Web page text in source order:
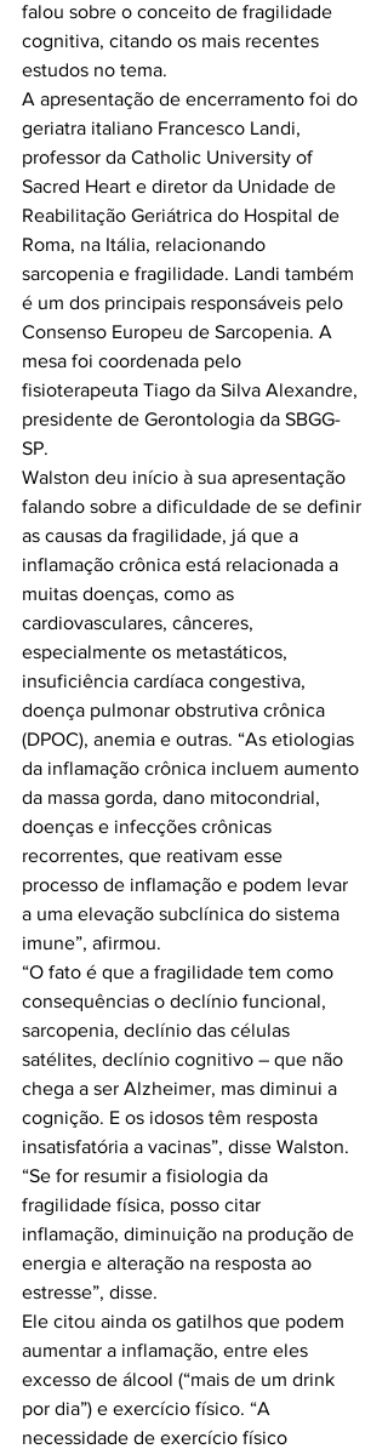
falou sobre o conceito de fragilidade
cognitiva, citando os mais recentes
estudos no tema.
A apresentação de encerramento foi do
geriatra italiano Francesco Landi,
professor da Catholic University of
Sacred Heart e diretor da Unidade de
Reabilitação Geriátrica do Hospital de
Roma, na Itália, relacionando
sarcopenia e fragilidade. Landi também
é um dos principais responsáveis pelo
Consenso Europeu de Sarcopenia. A
mesa foi coordenada pelo
fisioterapeuta Tiago da Silva Alexandre,
presidente de Gerontologia da SBGG-
SP.
Walston deu início à sua apresentação
falando sobre a dificuldade de se definir
as causas da fragilidade, já que a
inflamação crônica está relacionada a
muitas doenças, como as
cardiovasculares, cânceres,
especialmente os metastáticos,
insuficiência cardíaca congestiva,
doença pulmonar obstrutiva crônica
(DPOC), anemia e outras. “As etiologias
da inflamação crônica incluem aumento
da massa gorda, dano mitocondrial,
doenças e infecções crônicas
recorrentes, que reativam esse
processo de inflamação e podem levar
a uma elevação subclínica do sistema
imune”, afirmou.
“O fato é que a fragilidade tem como
consequências o declínio funcional,
sarcopenia, declínio das células
satélites, declínio cognitivo – que não
chega a ser Alzheimer, mas diminui a
cognição. E os idosos têm resposta
insatisfatória a vacinas”, disse Walston.
“Se for resumir a fisiologia da
fragilidade física, posso citar
inflamação, diminuição na produção de
energia e alteração na resposta ao
estresse”, disse.
Ele citou ainda os gatilhos que podem
aumentar a inflamação, entre eles
excesso de álcool (“mais de um drink
por dia”) e exercício físico. “A
necessidade de exercício físico